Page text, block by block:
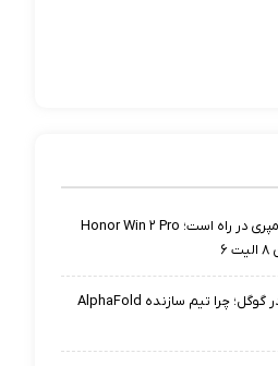
باتری ۱۰هزار میلی‌آمپری در راه است؛ Honor Win ۲ Pro
پایان یک افسانه در گوگل؛ چرا تیم سازنده AlphaFold